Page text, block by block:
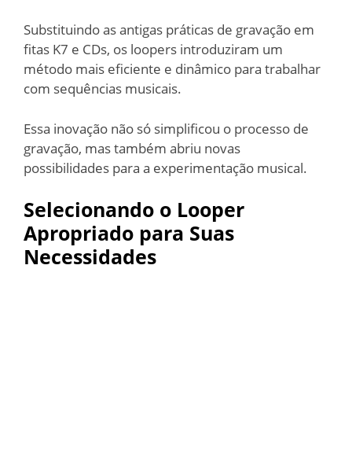
Substituindo as antigas práticas de gravação em
fitas K7 e CDs, os loopers introduziram um
método mais eficiente e dinâmico para trabalhar
com sequências musicais.
Essa inovação não só simplificou o processo de
gravação, mas também abriu novas
possibilidades para a experimentação musical.
Selecionando o Looper
Apropriado para Suas
Necessidades